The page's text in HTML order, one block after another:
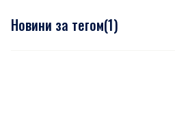
Новини за тегом(1)